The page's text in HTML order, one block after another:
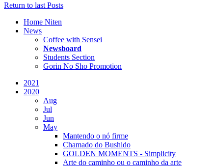
Return to last Posts
Home Niten
News
Coffee with Sensei
Newsboard
Students Section
Gorin No Sho Promotion
2021
2020
Aug
Jul
Jun
May
Mantendo o nó firme
Chamado do Bushido
GOLDEN MOMENTS - Simplicity
Arte do caminho ou o caminho da arte